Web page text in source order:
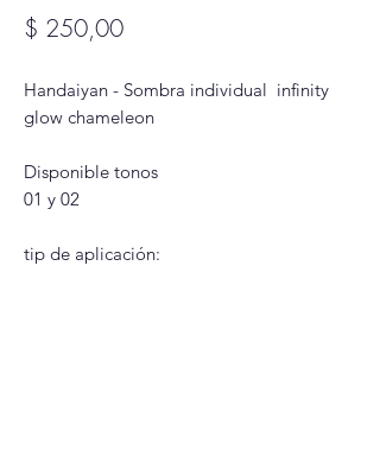
$ 250,00Precio
Handaiyan - Sombra individual infinity
glow chameleon
Disponible tonos
01 y 02
tip de aplicación: